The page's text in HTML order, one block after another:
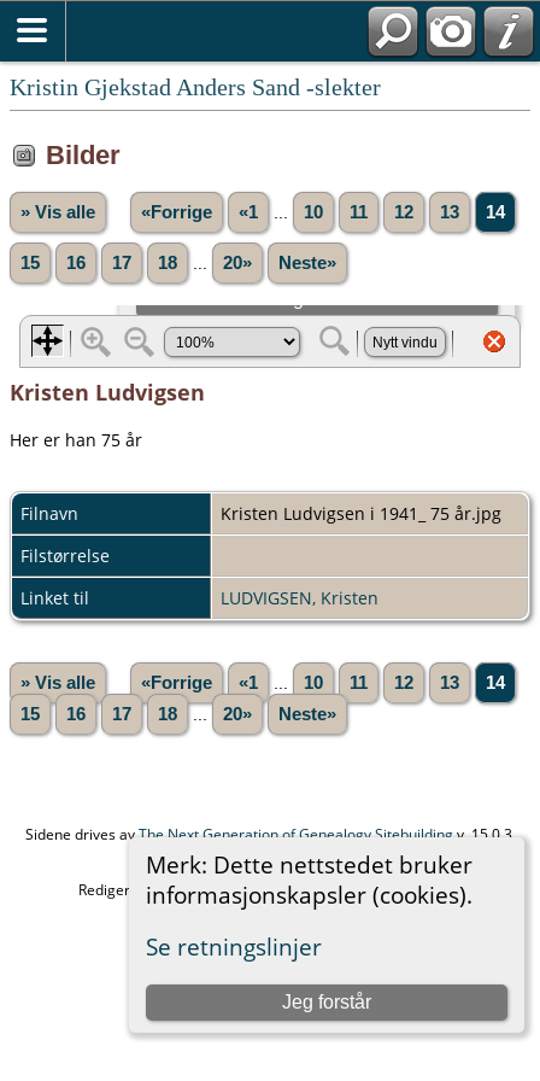
Kristin Gjekstad Anders Sand -slekter
Merk: Dette nettstedet bruker
informasjonskapsler (cookies).
Se retningslinjer
Jeg forstår
Bilder
» Vis alle «Forrige «1 10 11 12 13 14
15 16 17 18 20» Neste»
Kristen Ludvigsen
Her er han 75 år
Filnavn
Kristen Ludvigsen i 1941_ 75 år.jpg
Filstørrelse
Linket til
LUDVIGSEN, Kristen
» Vis alle «Forrige «1 10 11 12 13
14
15
16 17 18 20» Neste»
Sidene drives avThe Next Generation of Genealogy Sitebuildingv. 15.0.3,
skrevet av Darrin Lythgoe © 2001-2026.
Redigert avAnders Sand. |Retningslinjer for personvern.
Bytt til standard nettsted